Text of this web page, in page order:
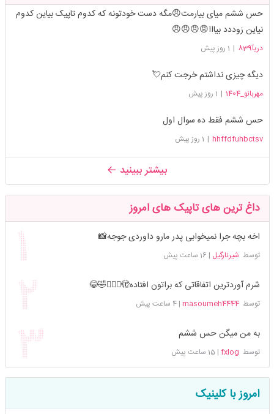
حس ششم میای بیارمت😠مگه دست خودتونه که کدوم تاپیک بیاین کدوم
نیاین زوددد بیااا😡😠😠😠
دریآ839 | 1 روز پیش
دیگه چیزی نداشتم خرجت کنم💘
مهربانو_1404 | 1 روز پیش
حس ششم فقط ده سوال اول
hhffdfuhbctsv
| 1 روز پیش
بیشتر ببینید
داغ ترین های تاپیک های امروز
اخه بچه جرا نمیخوابی پدر مارو داوردی جوجه📸
توسط شیرنارگیل | 16 ساعت پیش
شرم آوردترین اتفاقاتی که براتون افتاده🫣🤦🏻‍♀️🤣😂
توسطmasoumeh4444
|4 ساعت پیش
به من میگن حس ششم
توسط fxlog
|15 ساعت پیش
امروز با کلینیک